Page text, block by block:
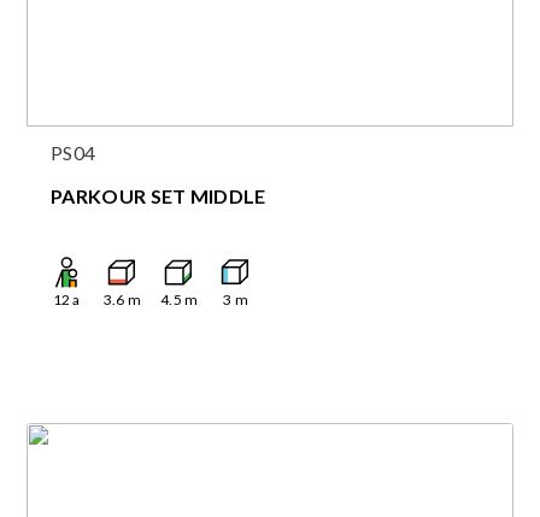
PS04
PARKOUR SET MIDDLE
12 a 3.6 m 4.5 m 3 m